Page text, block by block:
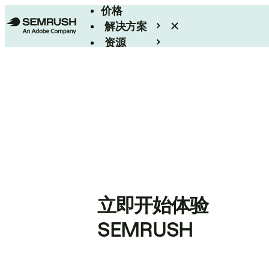
价格
解决方案
资源
立即开始体验
SEMRUSH